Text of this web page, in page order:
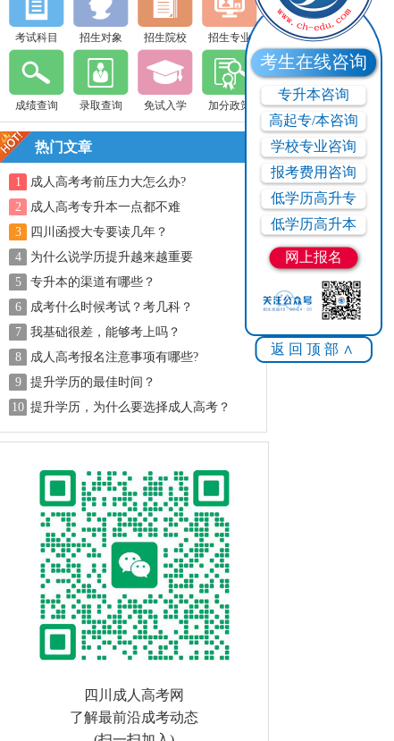
考生在线咨询
专升本咨询
高起专/本咨询
学校专业咨询
报考费用咨询
低学历高升专
低学历高升本
网上报名
返回顶部∧
考试科目 招生对象 招生院校 招生专业
成绩查询 录取查询 免试入学 加分政策
热门文章
1
成人高考考前压力大怎么办?
2
成人高考专升本一点都不难
3
四川函授大专要读几年？
4
为什么说学历提升越来越重要
5
专升本的渠道有哪些？
6
成考什么时候考试？考几科？
7
我基础很差，能够考上吗？
8
成人高考报名注意事项有哪些?
9
提升学历的最佳时间？
10 提升学历，为什么要选择成人高考？
四川成人高考网
了解最前沿成考动态